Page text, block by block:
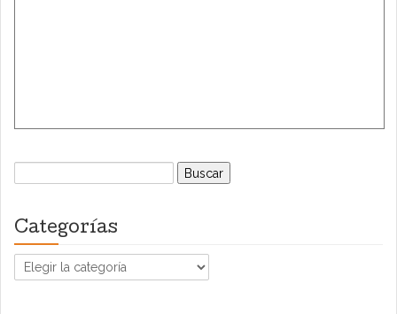
Buscar:
Categorías
Categorías